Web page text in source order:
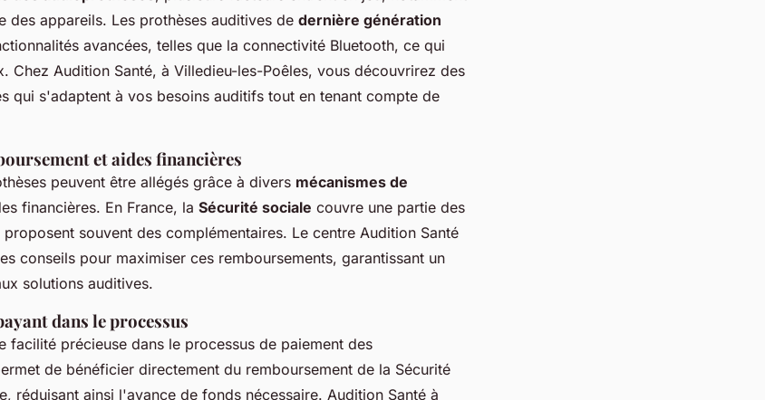
des appareils. Les prothèses auditives de dernière génération
avancées, telles que la connectivité Bluetooth, ce qui
Chez Audition Santé, à Villedieu-les-Poêles, vous découvrirez des
qui s'adaptent à vos besoins auditifs tout en tenant compte de
et aides financières
peuvent être allégés grâce à divers mécanismes de
financières. En France, la Sécurité sociale couvre une partie des
proposent souvent des complémentaires. Le centre Audition Santé
conseils pour maximiser ces remboursements, garantissant un
solutions auditives.
dans le processus
facilité précieuse dans le processus de paiement des
de bénéficier directement du remboursement de la Sécurité
réduisant ainsi l'avance de fonds nécessaire. Audition Santé à